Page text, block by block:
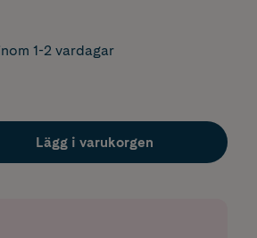
1-2 vardagar
Lägg i varukorgen